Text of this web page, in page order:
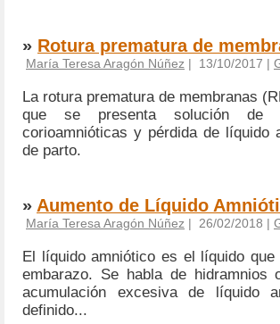
» Rotura prematura de
María Teresa Aragón Núñez | 13/10/2017 |
La rotura prematura de membranas
que se presenta solución de
corioamnióticas y pérdida de líquido
de parto.
» Aumento de Líquido
María Teresa Aragón Núñez | 26/02/2018 |
El líquido amniótico es el líquido
embarazo. Se habla de hidramnios
acumulación excesiva de líquido
definido...